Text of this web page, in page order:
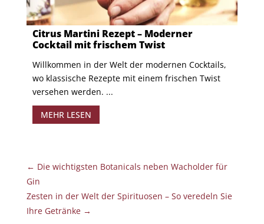
Citrus Martini Rezept – Moderner
Cocktail mit frischem Twist
Willkommen in der Welt der modernen Cocktails,
wo klassische Rezepte mit einem frischen Twist
versehen werden. ...
MEHR LESEN
← Die wichtigsten Botanicals neben Wacholder für
Gin
Zesten in der Welt der Spirituosen – So veredeln Sie
Ihre Getränke→